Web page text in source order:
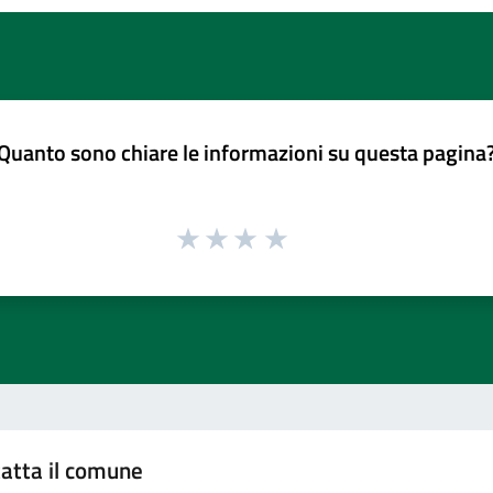
sono chiare le informazioni su questa
il comune